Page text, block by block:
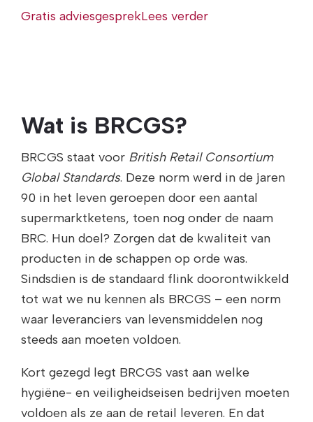
Gratis adviesgesprekLees verder
Wat is BRCGS?
BRCGS staat voor British Retail Consortium
Global Standards. Deze norm werd in de jaren
90 in het leven geroepen door een aantal
supermarktketens, toen nog onder de naam
BRC. Hun doel? Zorgen dat de kwaliteit van
producten in de schappen op orde was.
Sindsdien is de standaard flink doorontwikkeld
tot wat we nu kennen als BRCGS – een norm
waar leveranciers van levensmiddelen nog
steeds aan moeten voldoen.
Kort gezegd legt BRCGS vast aan welke
hygiëne- en veiligheidseisen bedrijven moeten
voldoen als ze aan de retail leveren. En dat